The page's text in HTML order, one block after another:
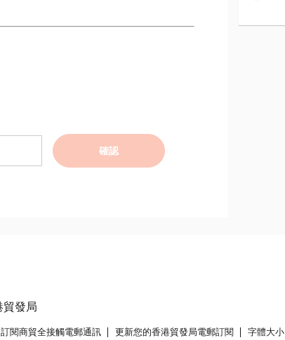
確認
訂閱商貿全接觸電郵通訊 更新您的香港貿發局電郵訂閱 字體大小